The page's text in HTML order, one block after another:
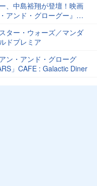
、中島裕翔が登壇！映画
アンド・グローグー』ジ
ター・ウォーズ／マンダ
ドプレミア
ン・アンド・グローグ
」CAFE : Galactic Diner